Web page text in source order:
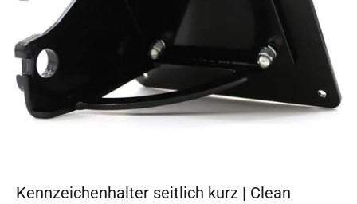
Kennzeichenhalter seitlich kurz | Clean